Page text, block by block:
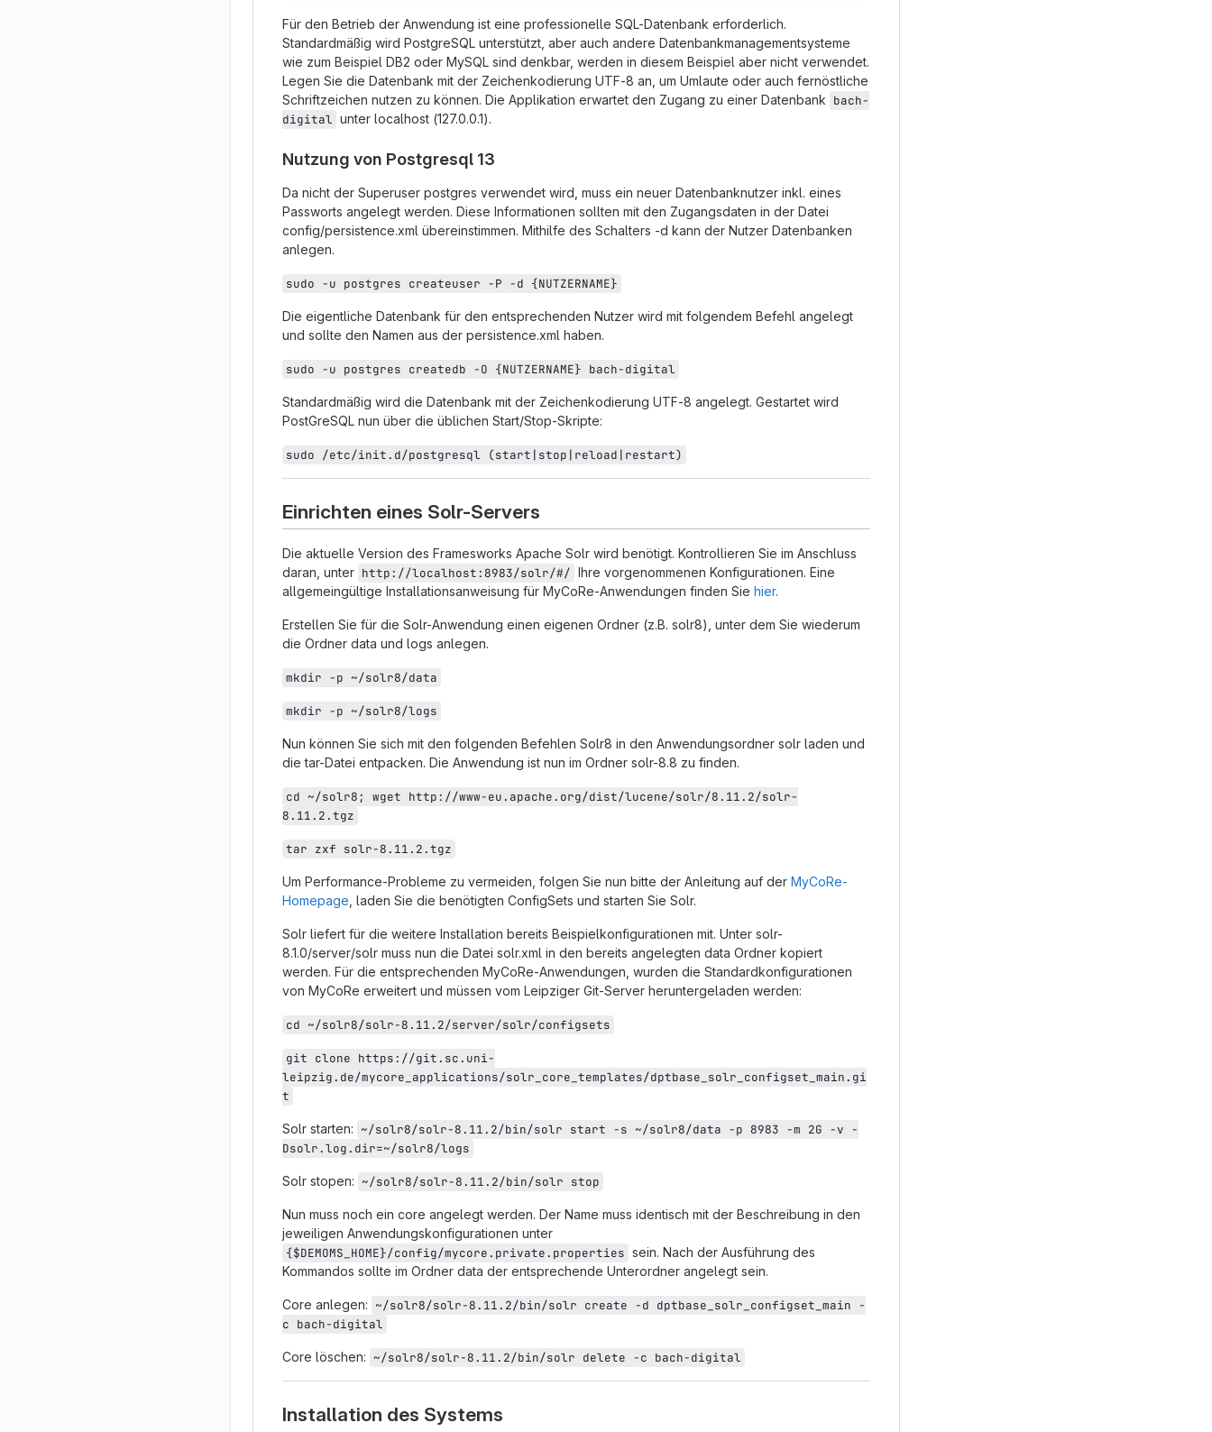
Für den Betrieb der Anwendung ist eine professionelle SQL-Datenbank erforderlich.
Standardmäßig wird PostgreSQL unterstützt, aber auch andere Datenbankmanagementsysteme
wie zum Beispiel DB2 oder MySQL sind denkbar, werden in diesem Beispiel aber nicht verwendet.
Legen Sie die Datenbank mit der Zeichenkodierung UTF-8 an, um Umlaute oder auch fernöstliche
Schriftzeichen nutzen zu können. Die Applikation erwartet den Zugang zu einer Datenbank bach-
digital unter localhost (127.0.0.1).
Nutzung von Postgresql 13
Da nicht der Superuser postgres verwendet wird, muss ein neuer Datenbanknutzer inkl. eines
Passworts angelegt werden. Diese Informationen sollten mit den Zugangsdaten in der Datei
config/persistence.xml übereinstimmen. Mithilfe des Schalters -d kann der Nutzer Datenbanken
anlegen.
sudo -u postgres createuser -P -d {NUTZERNAME}
Die eigentliche Datenbank für den entsprechenden Nutzer wird mit folgendem Befehl angelegt
und sollte den Namen aus der persistence.xml haben.
sudo -u postgres createdb -O {NUTZERNAME} bach-digital
Standardmäßig wird die Datenbank mit der Zeichenkodierung UTF-8 angelegt. Gestartet wird
PostGreSQL nun über die üblichen Start/Stop-Skripte:
sudo /etc/init.d/postgresql (start|stop|reload|restart)
Einrichten eines Solr-Servers
Die aktuelle Version des Framesworks Apache Solr wird benötigt. Kontrollieren Sie im Anschluss
daran, unter http://localhost:8983/solr/#/ Ihre vorgenommenen Konfigurationen. Eine
allgemeingültige Installationsanweisung für MyCoRe-Anwendungen finden Sie hier.
Erstellen Sie für die Solr-Anwendung einen eigenen Ordner (z.B. solr8), unter dem Sie wiederum
die Ordner data und logs anlegen.
mkdir -p ~/solr8/data
mkdir -p ~/solr8/logs
Nun können Sie sich mit den folgenden Befehlen Solr8 in den Anwendungsordner solr laden und
die tar-Datei entpacken. Die Anwendung ist nun im Ordner solr-8.8 zu finden.
cd ~/solr8; wget http://www-eu.apache.org/dist/lucene/solr/8.11.2/solr-
8.11.2.tgz
tar zxf solr-8.11.2.tgz
Um Performance-Probleme zu vermeiden, folgen Sie nun bitte der Anleitung auf der MyCoRe-
Homepage , laden Sie die benötigten ConfigSets und starten Sie Solr.
Solr liefert für die weitere Installation bereits Beispielkonfigurationen mit. Unter solr-
8.1.0/server/solr muss nun die Datei solr.xml in den bereits angelegten data Ordner kopiert
werden. Für die entsprechenden MyCoRe-Anwendungen, wurden die Standardkonfigurationen
von MyCoRe erweitert und müssen vom Leipziger Git-Server heruntergeladen werden:
cd ~/solr8/solr-8.11.2/server/solr/configsets
git clone https://git.sc.uni-
leipzig.de/mycore_applications/solr_core_templates/dptbase_solr_configset_main.gi
t
Solr starten: ~/solr8/solr-8.11.2/bin/solr start -s ~/solr8/data -p 8983 -m 2G -v -
Dsolr.log.dir=~/solr8/logs
Solr stopen: ~/solr8/solr-8.11.2/bin/solr stop
Nun muss noch ein core angelegt werden. Der Name muss identisch mit der Beschreibung in den
jeweiligen Anwendungskonfigurationen unter
{$DEMOMS_HOME}/config/mycore.private.properties sein. Nach der Ausführung des
Kommandos sollte im Ordner data der entsprechende Unterordner angelegt sein.
Core anlegen: ~/solr8/solr-8.11.2/bin/solr create -d dptbase_solr_configset_main -
c bach-digital
Core löschen: ~/solr8/solr-8.11.2/bin/solr delete -c bach-digital
Installation des Systems